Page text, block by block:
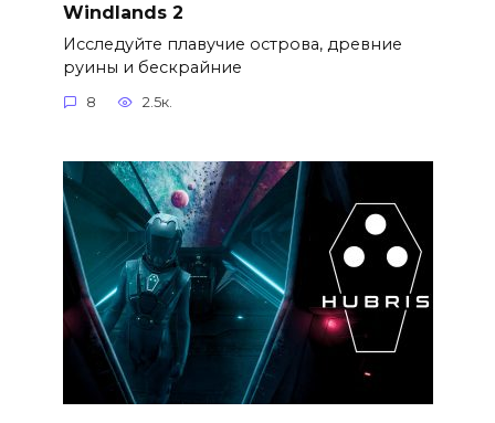
Windlands 2
Исследуйте плавучие острова, древние
руины и бескрайние
8 2.5к.